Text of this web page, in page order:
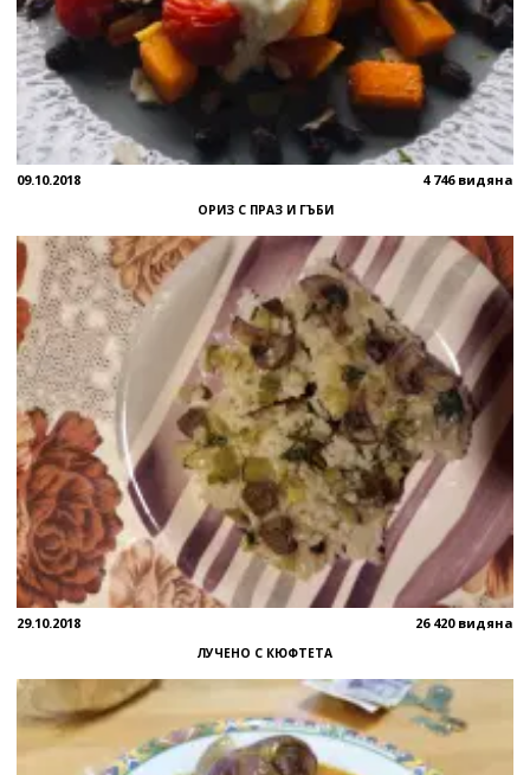
09.10.2018 4 746 видяна
ОРИЗ С ПРАЗ И ГЪБИ
29.10.2018 26 420 видяна
ЛУЧЕНО С КЮФТЕТА